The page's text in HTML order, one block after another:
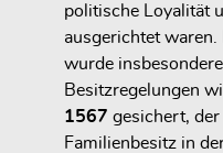
politische Loyalität
ausgerichtet
wurde
Besitzregelungen
1567 gesichert,
Familienbesitz in